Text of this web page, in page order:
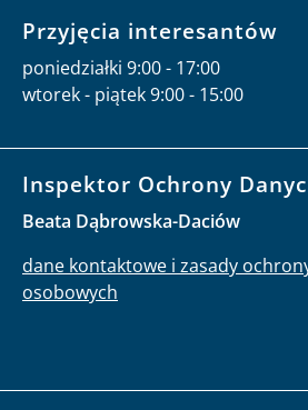
Przyjęcia interesantów
poniedziałki 9:00 - 17:00
wtorek - piątek 9:00 - 15:00
Inspektor Ochrony
Beata Dąbrowska-Daciów
dane kontaktowe i zasady
osobowych